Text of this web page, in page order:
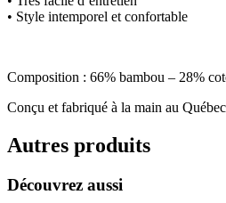
• Style intemporel et confortable
Composition : 66% bambou – 28%
Conçu et fabriqué à la main au
Autres produits
Découvrez aussi